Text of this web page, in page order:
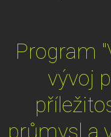
Program
vývoj
průmysl a